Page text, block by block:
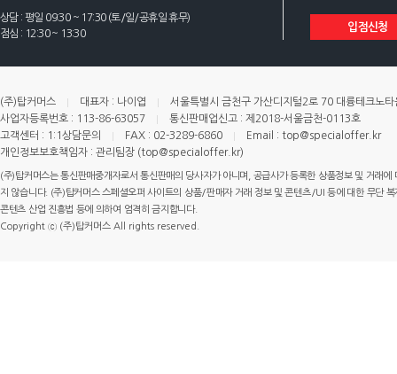
상담 : 평일 09:30 ~ 17:30 (토/일/공휴일 휴무)
점심 : 12:30 ~ 13:30
입점신청
(주)탑커머스 대표자 : 나이엽
서울특별시 금천구 가산디지털2로 70 대륭테크노
사업자등록번호 : 113-86-63057
통신판매업신고 : 제2018-서울금천-0113호
고객센터 : 1:1상담문의
FAX : 02-3289-6860
Email : top@specialoffer.kr
개인정보보호책임자 : 관리팀장 (top@specialoffer.kr)
(주)탑커머스는 통신판매중개자로서 통신판매의 당사자가 아니며, 공급사가 등록한 상품정보 및 거래
지 않습니다. (주)탑커머스 스페셜오퍼 사이트의 상품/판매자 거래 정보 및 콘텐츠/UI 등에 대한 무단
콘텐츠 산업 진흥법 등에 의하여 엄격히 금지합니다.
Copyright ⓒ (주)탑커머스 All rights reserved.